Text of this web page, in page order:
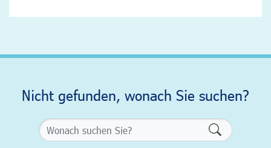
Nicht gefunden, wonach Sie suchen?